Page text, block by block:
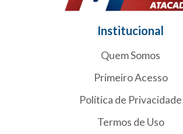
Institucional
Quem Somos
Primeiro Acesso
Política de Privacidade
Termos de Uso